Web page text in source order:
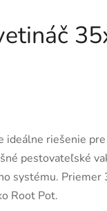
ideálne riešenie
pestovateľské
systému. Priemer
Root Pot.